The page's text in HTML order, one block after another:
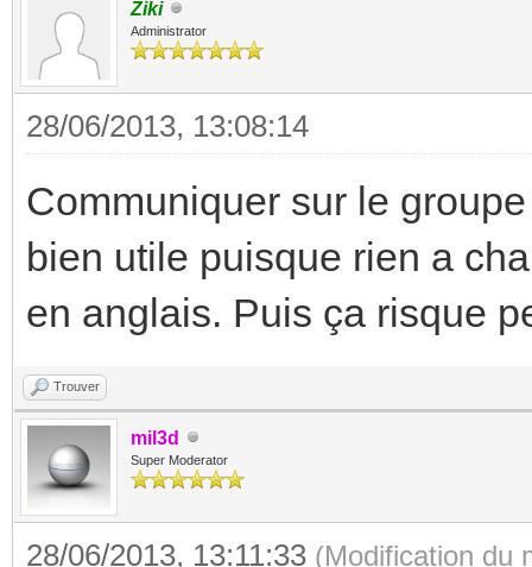
Ziki
Administrator
28/06/2013, 13:08:14
Communiquer sur le
bien utile puisque rien a
en anglais. Puis ça risque
Trouver
mil3d
Super Moderator
28/06/2013, 13:11:33 (Modification du